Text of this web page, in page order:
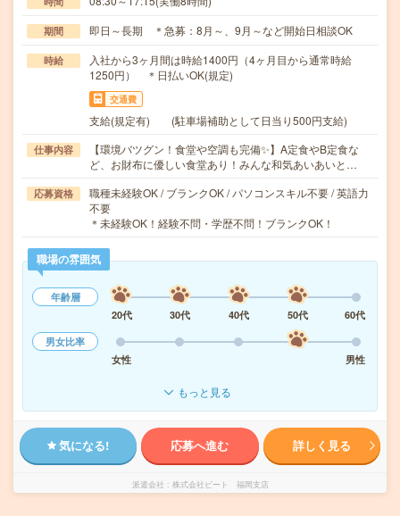
期間 即日～長期 ＊急募：8月～、9月～など開始日相談OK
時給
入社から3ヶ月間は時給1400円（4ヶ月目から通常時給
1250円） ＊日払いOK(規定)
交通費
支給(規定有) (駐車場補助として日当り500円支給)
仕事内容
【環境バツグン！食堂や空調も完備✨】A定食やB定食な
ど、お財布に優しい食堂あり！みんな和気あいあいと…
応募資格
職種未経験OK / ブランクOK / パソコンスキル不要 / 英語力
不要
＊未経験OK！経験不問・学歴不問！ブランクOK！
職場の雰囲気
年齢層
20代
30代 40代 50代
60代
男女比率
女性
男性
もっと見る
気になる! 応募へ進む 詳しく見る
派遣会社 株式会社ビート 福岡支店